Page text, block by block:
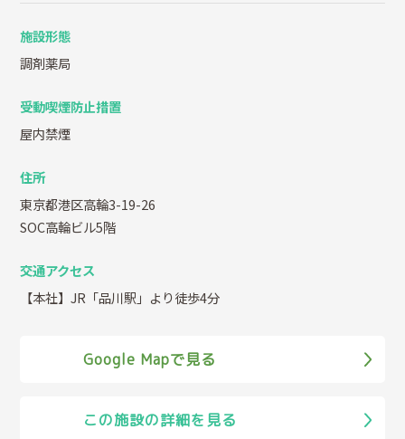
施設形態
調剤薬局
受動喫煙防止措置
屋内禁煙
住所
東京都港区高輪3-19-26
SOC高輪ビル5階
交通アクセス
【本社】JR「品川駅」より徒歩4分
Google Mapで見る
この施設の詳細を見る